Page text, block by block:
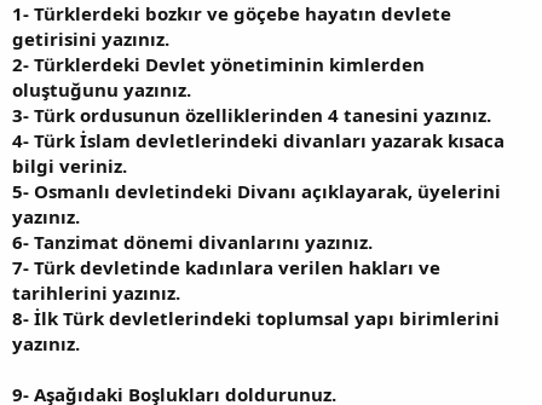
1- Türklerdeki bozkır ve göçebe hayatın devlete
getirisini yazınız.
2- Türklerdeki Devlet yönetiminin kimlerden
oluştuğunu yazınız.
3- Türk ordusunun özelliklerinden 4 tanesini yazınız.
4- Türk İslam devletlerindeki divanları yazarak kısaca
bilgi veriniz.
5- Osmanlı devletindeki Divanı açıklayarak, üyelerini
yazınız.
6- Tanzimat dönemi divanlarını yazınız.
7- Türk devletinde kadınlara verilen hakları ve
tarihlerini yazınız.
8- İlk Türk devletlerindeki toplumsal yapı birimlerini
yazınız.
9- Aşağıdaki Boşlukları doldurunuz.